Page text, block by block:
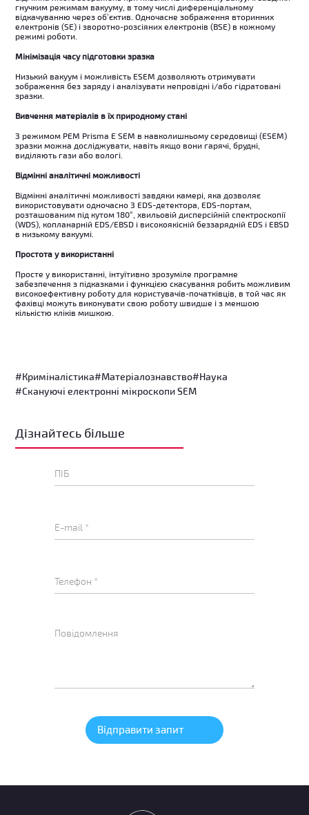
гнучким режимам вакууму, в тому числі диференціальному
відкачуванню через об’єктив. Одночасне зображення вторинних
електронів (SE) і зворотно-розсіяних електронів (BSE) в кожному
режимі роботи.
Мінімізація часу підготовки зразка
Низький вакуум і можливість ESEM дозволяють отримувати
зображення без заряду і аналізувати непровідні і/або гідратовані
зразки.
Вивчення матеріалів в їх природному стані
З режимом РЕМ Prisma E SEM в навколишньому середовищі (ESEM)
зразки можна досліджувати, навіть якщо вони гарячі, брудні,
виділяють гази або вологі.
Відмінні аналітичні можливості
Відмінні аналітичні можливості завдяки камері, яка дозволяє
використовувати одночасно 3 EDS-детектора, EDS-портам,
розташованим під кутом 180°, хвильовій дисперсійній спектроскопії
(WDS), копланарній EDS/EBSD і високоякісній беззарядній EDS і EBSD
в низькому вакуумі.
Простота у використанні
Просте у використанні, інтуїтивно зрозуміле програмне
забезпечення з підказками і функцією скасування робить можливим
високоефективну роботу для користувачів-початківців, в той час як
фахівці можуть виконувати свою роботу швидше і з меншою
кількістю кліків мишкою.
#Криміналістика#Матеріалознавство#Наука
#Скануючі електронні мікроскопи SEM
Дізнайтесь більше